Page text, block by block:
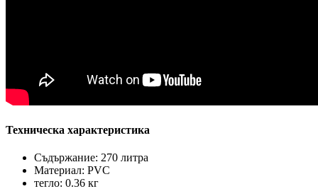
Техническа характеристика
Съдържание: 270 литра
Материал: PVC
тегло: 0.36 кг